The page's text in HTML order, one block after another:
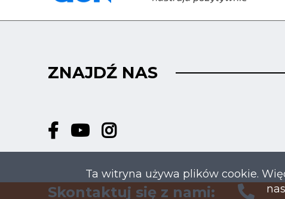
ZNAJDŹ NAS
Skontaktuj się z nami:
Ta witryna używa plików cookie.